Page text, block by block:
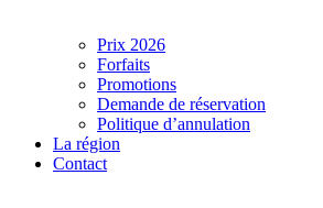
Prix 2026
Forfaits
Promotions
Demande de réservation
Politique d’annulation
La région
Contact